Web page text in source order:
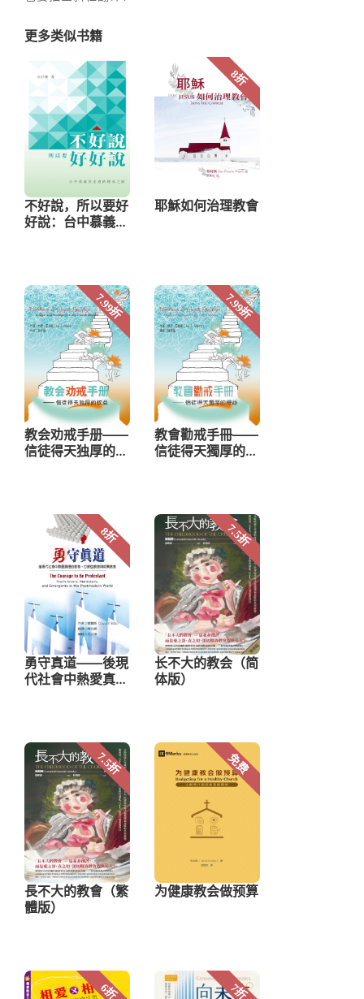
更多类似书籍